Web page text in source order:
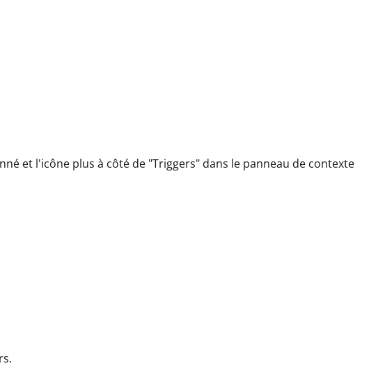
et l'icône plus à côté de "Triggers" dans le panneau de contexte